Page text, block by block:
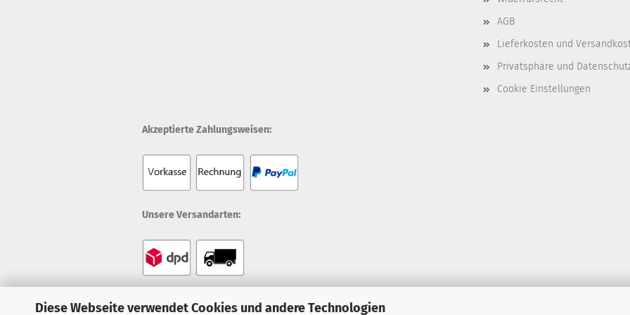
Diese Webseite verwendet Cookies und andere Technologien
AGB
Lieferkosten und
Privatsphäre und
Cookie Einstellungen
Akzeptierte Zahlungsweisen:
Unsere Versandarten: